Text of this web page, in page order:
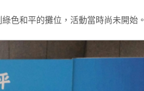
色和平的攤位，活動當時尚未開始。